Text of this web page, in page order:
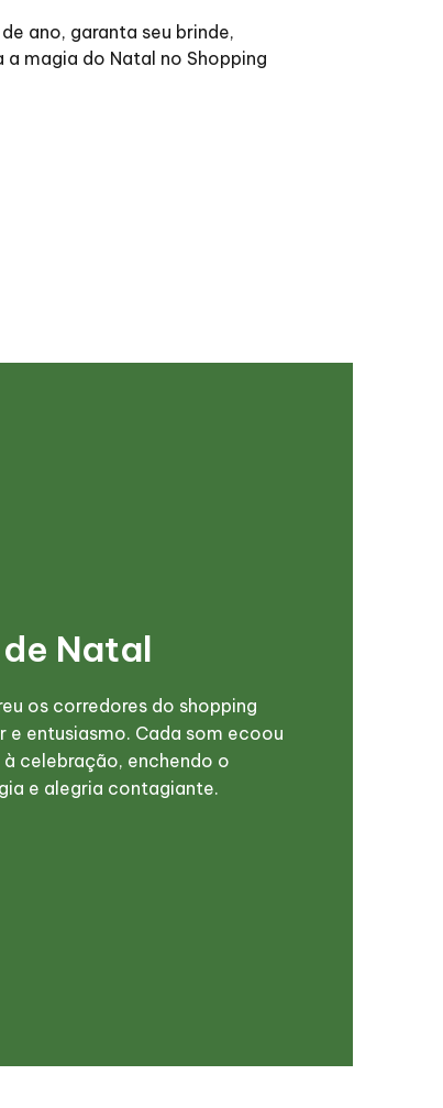
ano, garanta seu brinde,
magia do Natal no Shopping
Natal
os corredores do shopping
e entusiasmo. Cada som ecoou
celebração, enchendo o
e alegria contagiante.